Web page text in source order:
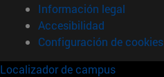
Información legal
Accesibilidad
Configuración de cookies
Localizador de campus